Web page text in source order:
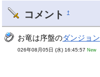
コメント †
お竜は序盤のダンジョン
026年08月05日 (水) 16:45:57 New